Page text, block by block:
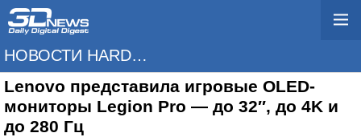
НОВОСТИ HARDWARE
Lenovo представила игровые OLED-
мониторы Legion Pro — до 32″, до 4K и
до 280 Гц